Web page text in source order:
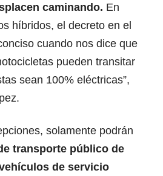
caminando. En
híbridos, el decreto en el
cuando nos dice que
pueden transitar
sean 100% eléctricas”,
solamente podrán
transporte público de
de servicio